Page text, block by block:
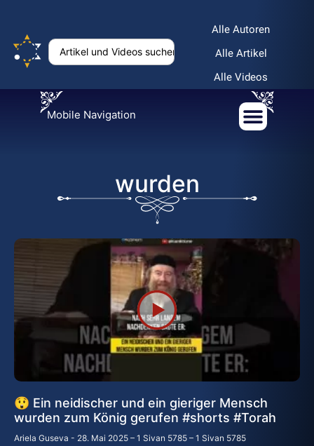
Alle Autoren
Alle Artikel
Alle Videos
Mobile Navigation
wurden
😲 Ein neidischer und ein gieriger Mensch
wurden zum König gerufen #shorts #Torah
Ariela Guseva 28. Mai 2025 – 1 Sivan 5785 – 1 Sivan 5785